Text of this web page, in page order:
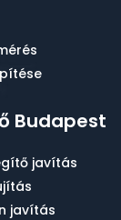
Budapest
javítás
javítás